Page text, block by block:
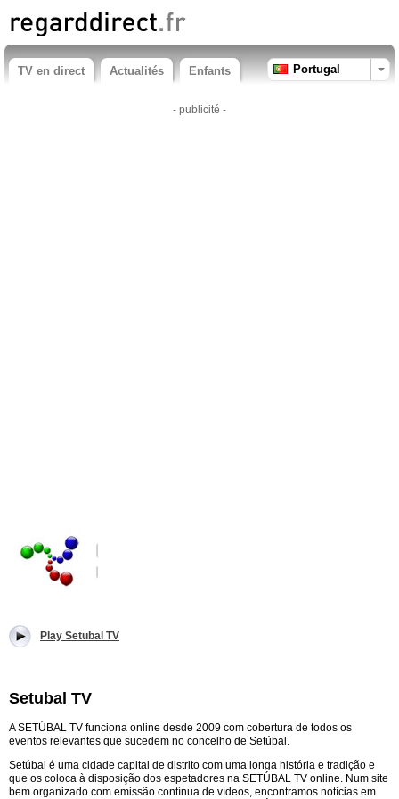
TV en direct Actualités Enfants Portugal
- publicité -
Play Setubal TV
Setubal TV
A SETÚBAL TV funciona online desde 2009 com cobertura de todos os
eventos relevantes que sucedem no concelho de Setúbal.
Setúbal é uma cidade capital de distrito com uma longa história e tradição e
que os coloca à disposição dos espetadores na SETÚBAL TV online. Num site
bem organizado com emissão contínua de vídeos, encontramos notícias em